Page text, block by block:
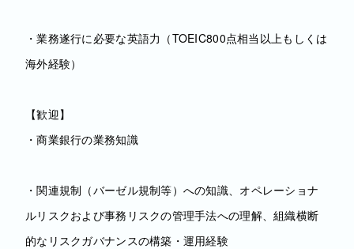
・業務遂行に必要な英語力（TOEIC800点相当以上もしくは
海外経験）
【歓迎】
・商業銀行の業務知識
・関連規制（バーゼル規制等）への知識、オペレーショナ
ルリスクおよび事務リスクの管理手法への理解、組織横断
的なリスクガバナンスの構築・運用経験